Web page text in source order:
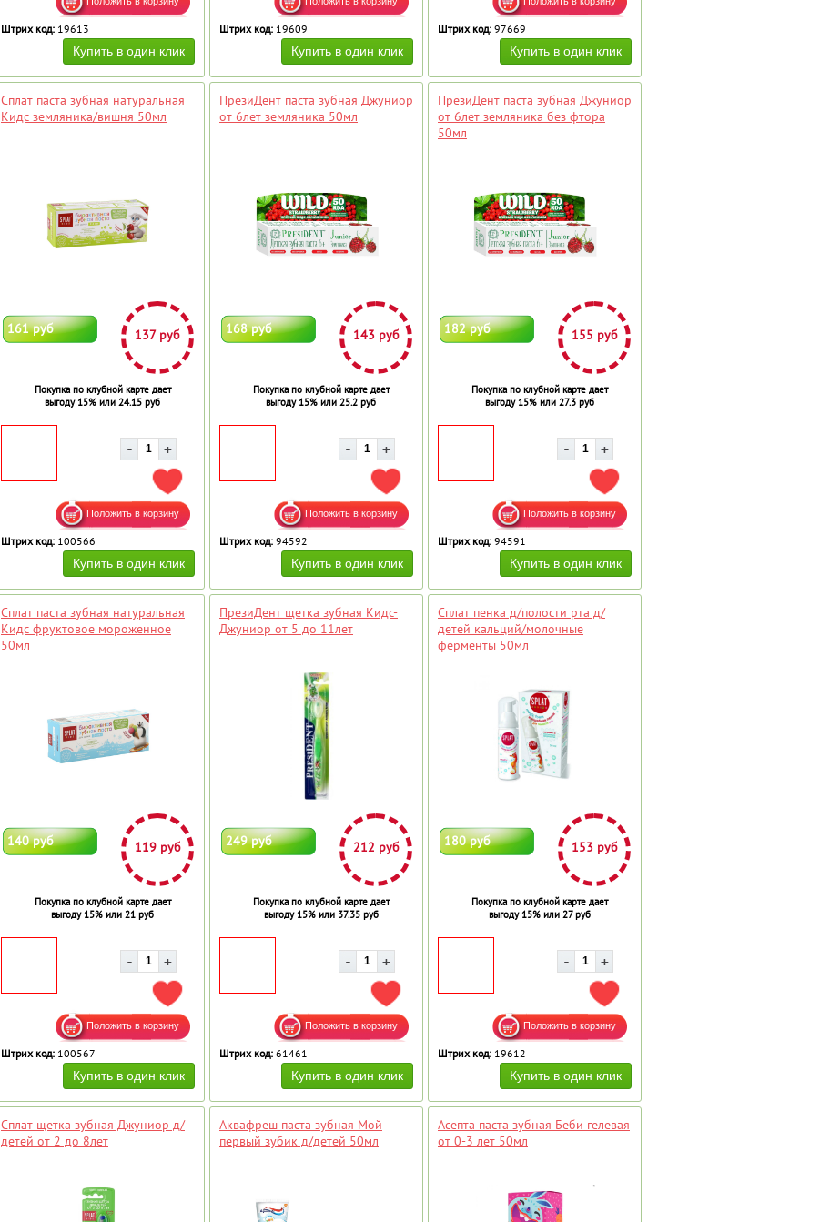
Штрих код: 19613 Штрих код: 19609 Штрих код: 97669
Сплат паста зубная натуральная
Кидс земляника/вишня 50мл
161 руб 137 руб
Покупка по клубной карте дает
выгоду 15% или 24.15 руб
ДОБАВИТЬ В ИЗБРАННОЕ
Штрих код: 100566
ПрезиДент паста зубная Джуниор
от 6лет земляника 50мл
168 руб 143 руб
Покупка по клубной карте дает
выгоду 15% или 25.2 руб
ДОБАВИТЬ В ИЗБРАННОЕ
Штрих код: 94592
ПрезиДент паста зубная Джуниор
от 6лет земляника без фтора
50мл
182 руб 155 руб
Покупка по клубной карте дает
выгоду 15% или 27.3 руб
ДОБАВИТЬ В ИЗБРАННОЕ
Штрих код: 94591
Сплат паста зубная натуральная
Кидс фруктовое мороженное
50мл
140 руб 119 руб
Покупка по клубной карте дает
выгоду 15% или 21 руб
ДОБАВИТЬ В ИЗБРАННОЕ
Штрих код: 100567
ПрезиДент щетка зубная Кидс-
Джуниор от 5 до 11лет
249 руб 212 руб
Покупка по клубной карте дает
выгоду 15% или 37.35 руб
ДОБАВИТЬ В ИЗБРАННОЕ
Штрих код: 61461
Сплат пенка д/полости рта д/
детей кальций/молочные
ферменты 50мл
180 руб 153 руб
Покупка по клубной карте дает
выгоду 15% или 27 руб
ДОБАВИТЬ В ИЗБРАННОЕ
Штрих код: 19612
Сплат щетка зубная Джуниор д/
детей от 2 до 8лет
Аквафреш паста зубная Мой
первый зубик д/детей 50мл
Асепта паста зубная Беби гелевая
от 0-3 лет 50мл